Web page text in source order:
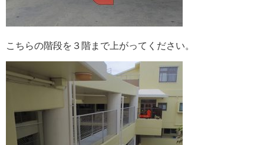
こちらの階段を３階まで上がってください。